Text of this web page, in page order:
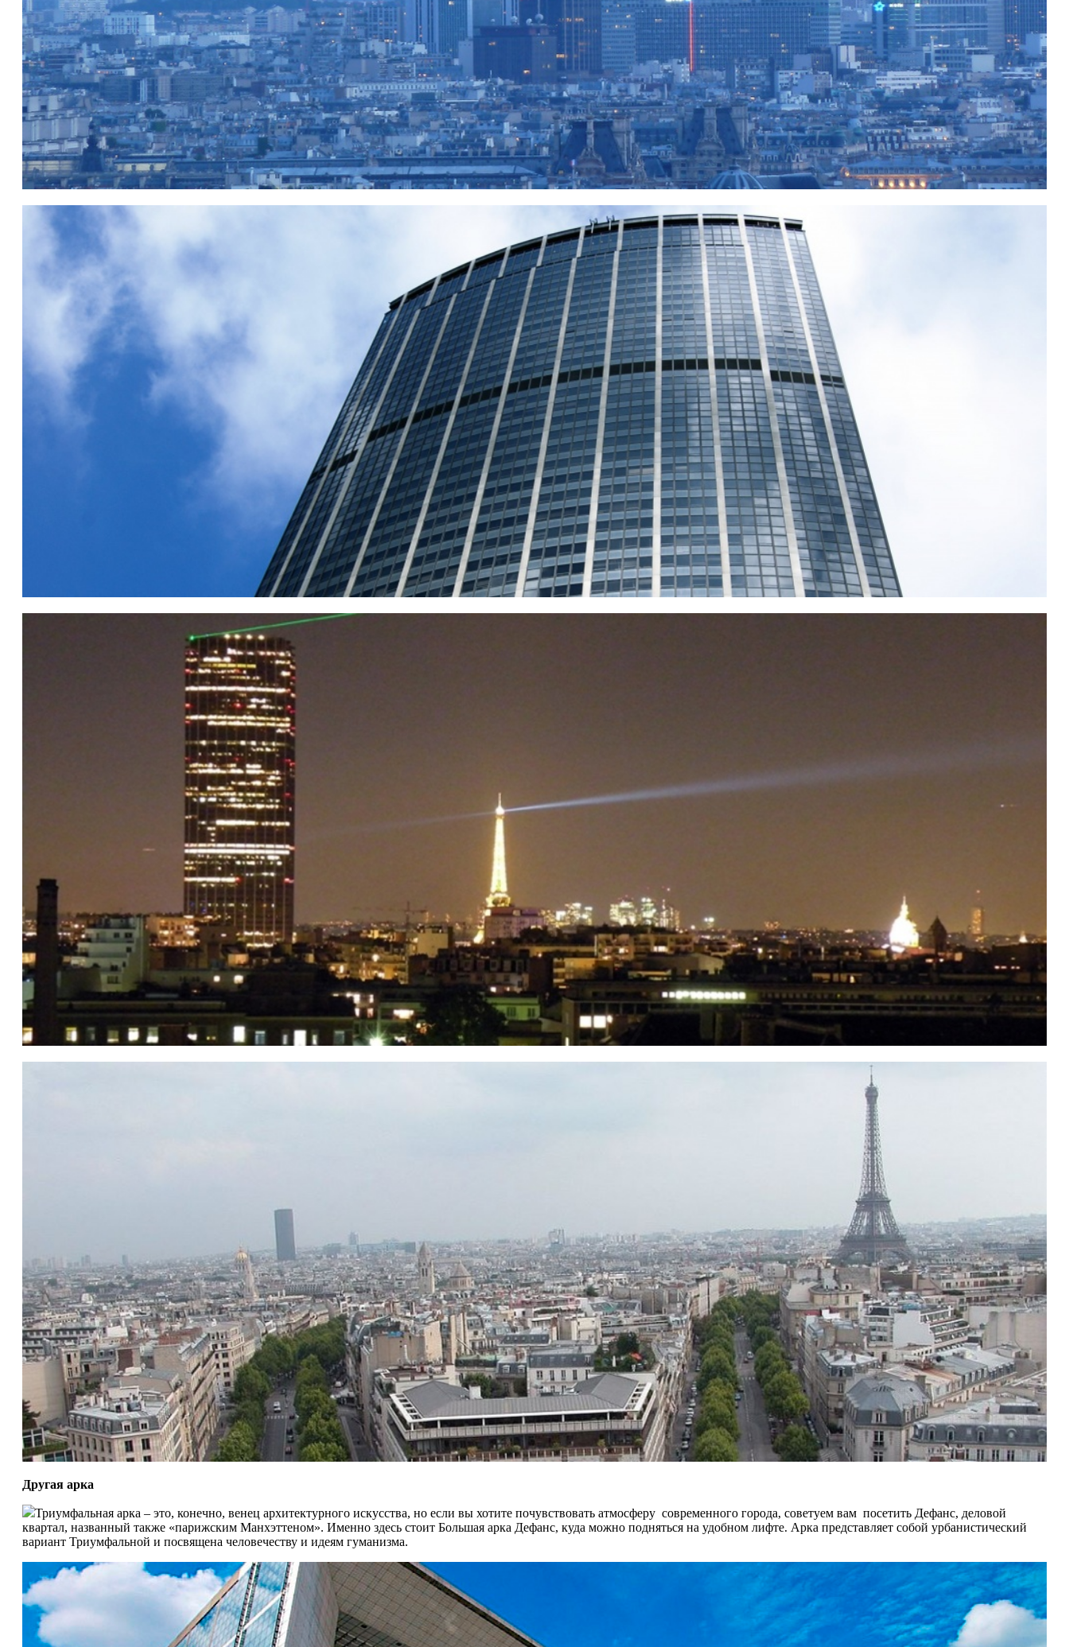
Другая арка
Триумфальная арка – это, конечно, венец архитектурного искусства, но если вы хотите почувствовать атмосферу современного города, советуем вам посетить Дефанс, деловой
квартал, названный также «парижским Манхэттеном». Именно здесь стоит Большая арка Дефанс, куда можно подняться на удобном лифте. Арка представляет собой урбанистический
вариант Триумфальной и посвящена человечеству и идеям гуманизма.